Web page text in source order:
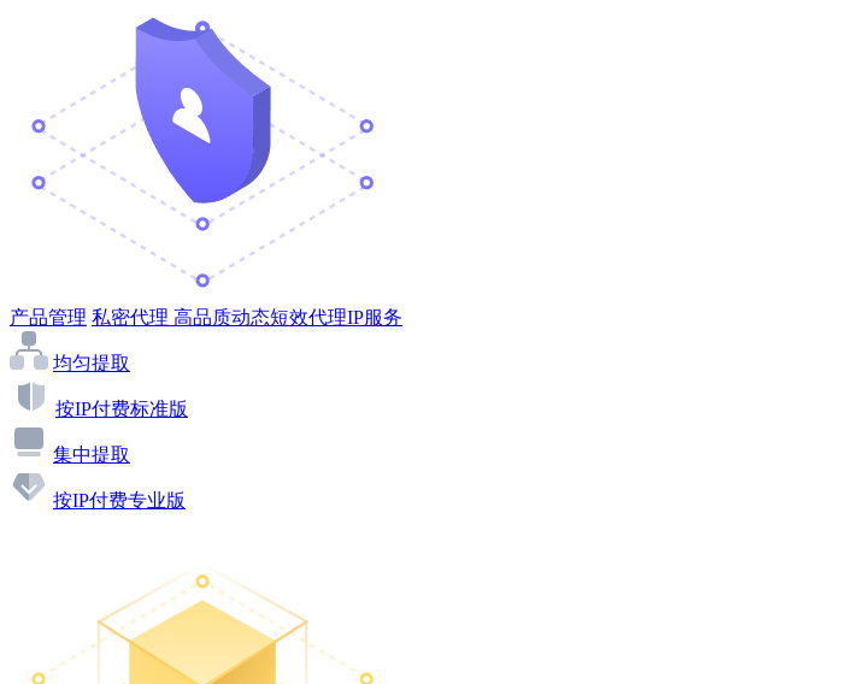
产品管理 私密代理 高品质动态短效代理IP服务
均匀提取
按IP付费标准版
集中提取
按IP付费专业版